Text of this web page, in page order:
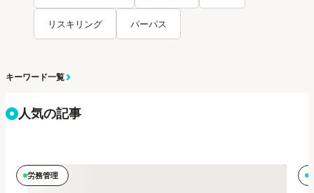
リスキリング パーパス
キーワード一覧
人気の記事
労務管理